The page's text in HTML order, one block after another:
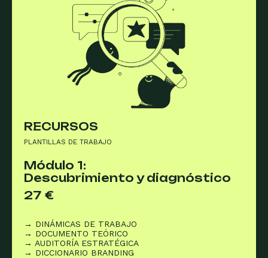
RECURSOS
PLANTILLAS DE TRABAJO
Módulo 1:
Descubrimiento y diagnóstico
27 €
→ DINÁMICAS DE TRABAJO
→ DOCUMENTO TEÓRICO
→ AUDITORÍA ESTRATÉGICA
→ DICCIONARIO BRANDING